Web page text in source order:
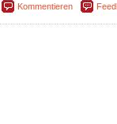
Kommentieren